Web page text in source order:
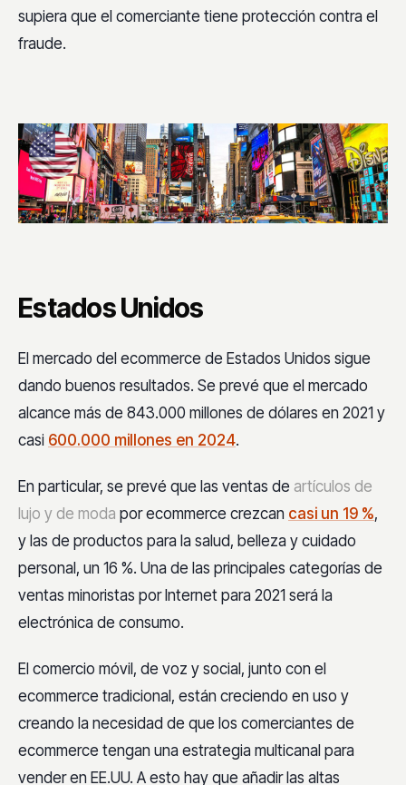
supiera que el comerciante tiene protección contra el
fraude.
Estados Unidos
El mercado del ecommerce de Estados Unidos sigue
dando buenos resultados. Se prevé que el mercado
alcance más de 843.000 millones de dólares en 2021 y
casi 600.000 millones en 2024.
En particular, se prevé que las ventas de artículos de
lujo y de moda por ecommerce crezcan casi un 19 %,
y las de productos para la salud, belleza y cuidado
personal, un 16 %. Una de las principales categorías de
ventas minoristas por Internet para 2021 será la
electrónica de consumo.
El comercio móvil, de voz y social, junto con el
ecommerce tradicional, están creciendo en uso y
creando la necesidad de que los comerciantes de
ecommerce tengan una estrategia multicanal para
vender en EE.UU. A esto hay que añadir las altas